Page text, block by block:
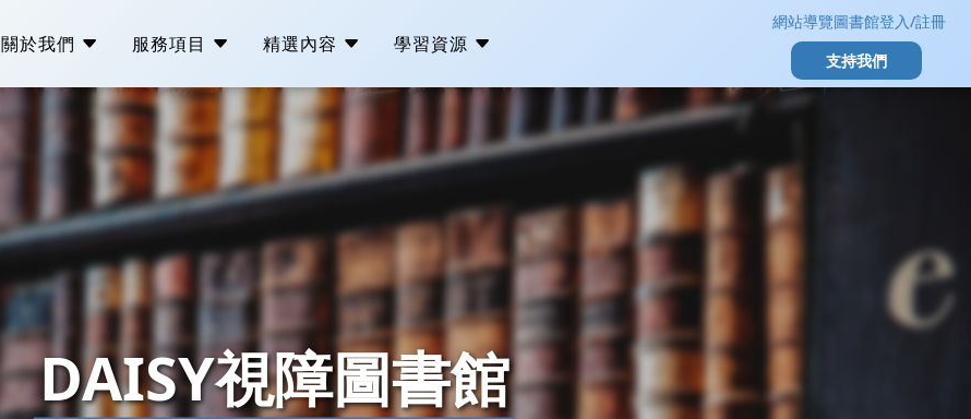
關於我們
成立緣起
宗旨與任務
組織架構
工作報告
服務項目
視障資訊教學
視障心理輔導支持
身心障礙職能重建
APP無障礙檢測
精選內容
心靈園地
生活重建分享會
PODCAST抹黑客
學習資源
DAISY視障圖書館
VIP視障數位學習平台
網站導覽圖書館登入/註冊
支持我們
DAISY視障圖書館